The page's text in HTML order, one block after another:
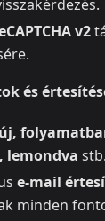
v2
és
új,
lemondva stb.
e-mail
minden